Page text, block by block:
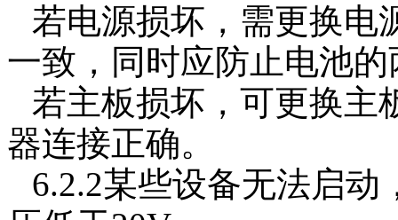
若电源损坏，需更换电
一致，同时应防止电池
若主板损坏，可更换主
器连接正确。
6.2.2某些设备无法启